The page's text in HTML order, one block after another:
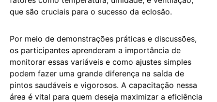
que são cruciais para o sucesso da eclosão.
Por meio de demonstrações práticas e discussões,
os participantes aprenderam a importância de
monitorar essas variáveis e como ajustes simples
podem fazer uma grande diferença na saída de
pintos saudáveis e vigorosos. A capacitação nessa
área é vital para quem deseja maximizar a eficiência